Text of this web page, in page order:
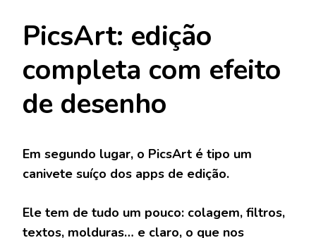
PicsArt: edição
completa com efeito
de desenho
Em segundo lugar, o PicsArt é tipo um
canivete suíço dos apps de edição.
Ele tem de tudo um pouco: colagem, filtros,
textos, molduras… e claro, o que nos